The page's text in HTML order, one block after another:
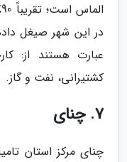
در این شهر صیغل
عبارت هستند از:
کشتیرانی، نفت و گاز.
7. چنای
چنای مرکز استان